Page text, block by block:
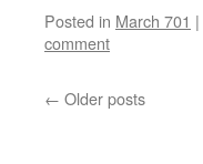
Posted in March 701 |
comment
← Older posts